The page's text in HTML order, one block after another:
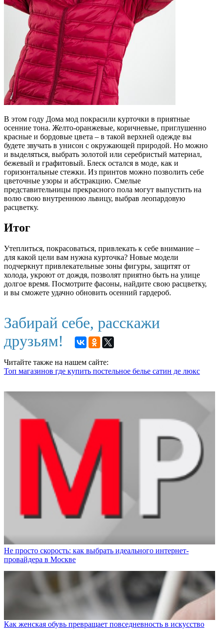
В этом году Дома мод покрасили курточки в приятные
осенние тона. Желто-оранжевые, коричневые, приглушенно
красные и бордовые цвета – в такой верхней одежде вы
будете звучать в унисон с окружающей природой. Но можно
и выделяться, выбрать золотой или серебристый материал,
бежевый и графитовый. Блеск остался в моде, как и
горизонтальные стежки. Из принтов можно позволить себе
цветочные узоры и абстракцию. Смелые
представительницы прекрасного пола могут выпустить на
волю свою внутреннюю львицу, выбрав леопардовую
расцветку.
Итог
Утеплиться, покрасоваться, привлекать к себе внимание –
для какой цели вам нужна курточка? Новые модели
подчеркнут привлекательные зоны фигуры, защитят от
холода, укроют от дождя, позволят приятно быть на улице
долгое время. Посмотрите фасоны, найдите свою расцветку,
и вы сможете удачно обновить осенний гардероб.
Забирай себе, расскажи
друзьям!
Читайте также на нашем сайте:
Топ магазинов где купить постельное белье сатин де люкс
Не просто скорость: как выбрать идеального интернет-
провайдера в Москве
Как женская обувь превращает повседневность в искусство